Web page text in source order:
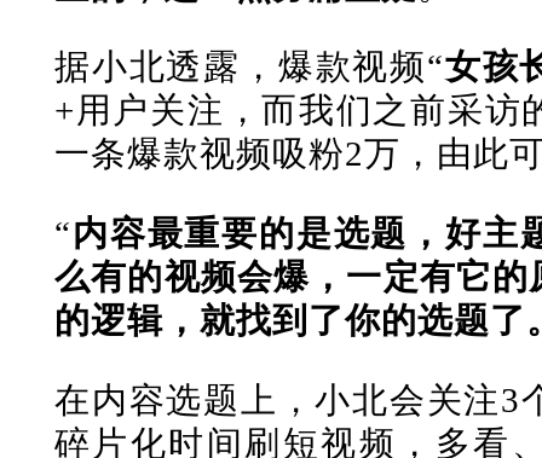
据小北透露，爆款视频“女孩
+用户关注，而我们之前采访
一条爆款视频吸粉2万，由此
“内容最重要的是选题，好主
么有的视频会爆，一定有它
的逻辑，就找到了你的选题了
在内容选题上，小北会关注3
碎片化时间刷短视频，多看